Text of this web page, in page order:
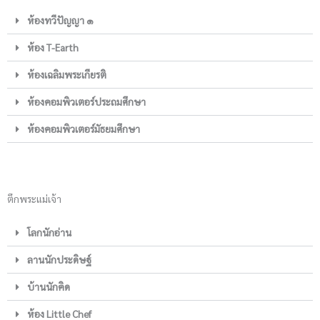
ห้องทวีปัญญา ๑
ห้อง T-Earth
ห้องเฉลิมพระเกียรติ
ห้องคอมพิวเตอร์ประถมศึกษา
ห้องคอมพิวเตอร์มัธยมศึกษา
ตึกพระแม่เจ้า
โลกนักอ่าน
ลานนักประดิษฐ์
บ้านนักคิด
ห้อง Little Chef